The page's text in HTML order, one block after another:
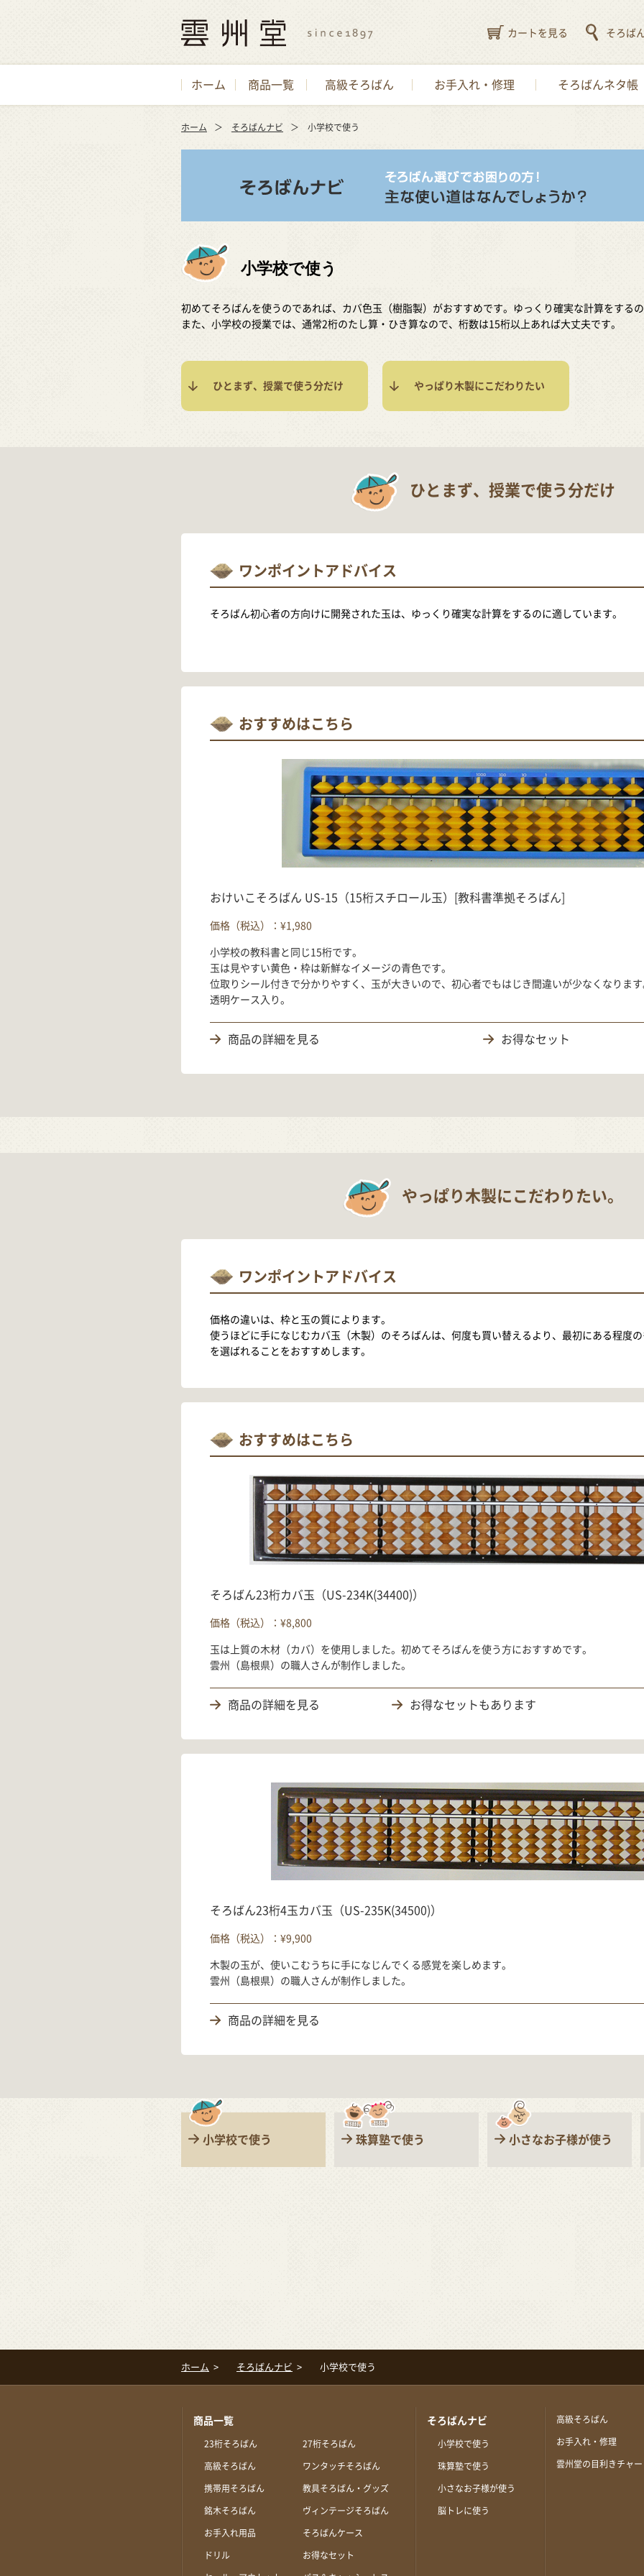
カートを見る そろば
ホーム 商品一覧 高級そろばん お手入れ・修理 そろばんネタ帳
ホーム そろばんナビ 小学校で使う
小学校で使う
初めてそろばんを使うのであれば、カバ色玉（樹脂製）がおすすめです。ゆっくり確実な計算をする
また、小学校の授業では、通常2桁のたし算・ひき算なので、桁数は15桁以上あれば大丈夫です。
ひとまず、授業で使う分だけ やっぱり木製にこだわりたい
ひとまず、授業で使う分だけ
ワンポイントアドバイス
そろばん初心者の方向けに開発された玉は、ゆっくり確実な計算をするのに適しています。
おすすめはこちら
おけいこそろばん US-15（15桁スチロール玉）[教科書準拠そろばん]
価格（税込）：¥1,980
小学校の教科書と同じ15桁です。
玉は見やすい黄色・枠は新鮮なイメージの青色です。
位取りシール付きで分かりやすく、玉が大きいので、初心者でもはじき間違いが少なくなりま
透明ケース入り。
商品の詳細を見る お得なセット
やっぱり木製にこだわりたい。
ワンポイントアドバイス
価格の違いは、枠と玉の質によります。
使うほどに手になじむカバ玉（木製）のそろばんは、何度も買い替えるより、最初にある程度
を選ばれることをおすすめします。
おすすめはこちら
そろばん23桁カバ玉（US-234K(34400)）
価格（税込）：¥8,800
玉は上質の木材（カバ）を使用しました。初めてそろばんを使う方におすすめです。
雲州（島根県）の職人さんが制作しました。
商品の詳細を見る お得なセットもあります
そろばん23桁4玉カバ玉（US-235K(34500)）
価格（税込）：¥9,900
木製の玉が、使いこむうちに手になじんでくる感覚を楽しめます。
雲州（島根県）の職人さんが制作しました。
商品の詳細を見る
小学校で使う 珠算塾で使う 小さなお子様が使う
ホーム そろばんナビ 小学校で使う
商品一覧
23桁そろばん 27桁そろばん
高級そろばん ワンタッチそろばん
携帯用そろばん 教具そろばん・グッズ
銘木そろばん ヴィンテージそろばん
お手入れ用品 そろばんケース
ドリル お得なセット
そろばんナビ
小学校で使う
珠算塾で使う
小さなお子様が使う
脳トレに使う
高級そろばん
お手入れ・修理
雲州堂の目利きチャー